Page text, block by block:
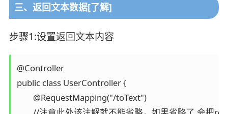
三、返回文本数据[了解]
步骤1:设置返回文本内容
@Controller
public class UserController {